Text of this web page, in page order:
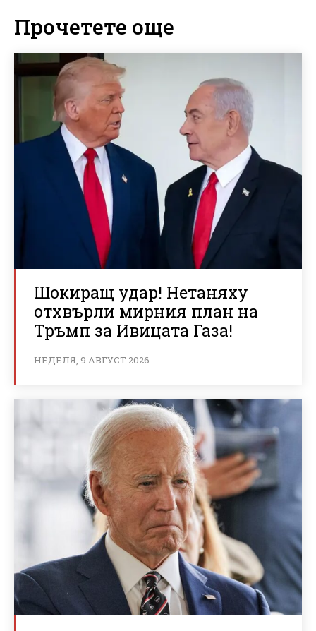
Прочетете още
Шокиращ удар! Нетаняху
отхвърли мирния план на
Тръмп за Ивицата Газа!
НЕДЕЛЯ, 9 АВГУСТ 2026